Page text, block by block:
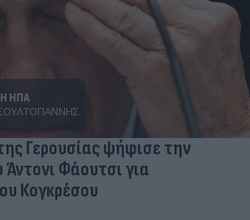
ΗΠΑ
Γερουσίας ψήφισε την
Φάουτσι για
Κογκρέσου